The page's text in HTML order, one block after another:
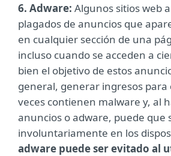
6. Adware: Algunos sitios web
plagados de anuncios que
en cualquier sección de una
incluso cuando se acceden a
bien el objetivo de estos
general, generar ingresos para
veces contienen malware y, al
anuncios o adware, puede que
involuntariamente en los
adware puede ser evitado al